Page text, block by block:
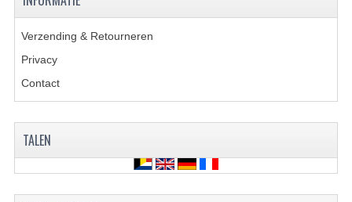
BRANDSTOF SYSTEEM
GEREEDSCHAP
KETTING EN TANDWIELEN
Verzending & Retourneren
Privacy
Contact
TALEN